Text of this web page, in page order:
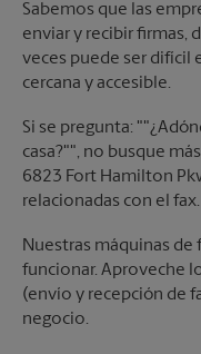
Sabemos que las
enviar y recibir firmas,
veces puede ser difícil
cercana y accesible.
Si se pregunta:
casa?"", no busque
6823 Fort Hamilton
relacionadas con el fax.
Nuestras máquinas de
funcionar. Aproveche
(envío y recepción de
negocio.